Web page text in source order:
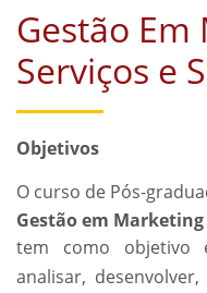
Gestão
Serviços e
Objetivos
O curso de Pós-
Gestão em Marketing
tem como objetivo
analisar,